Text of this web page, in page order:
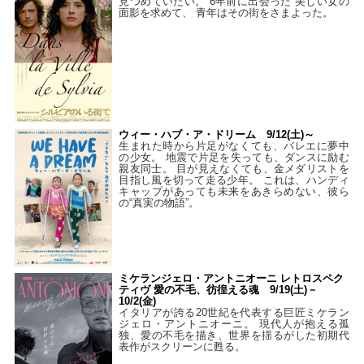
面影を求めて、 青年はその街をさまよった。
ウィー・ハブ・ア・ドリーム 9/12(土)～
生まれた時から片足がなくても、バレエに夢中
の少女。 地震で片足を失っても、ダンスに励む
親友同士。 目が見えなくても、金メダリストを
目指し風を切って走る少年。 これは、ハンディ
キャップがあっても未来をあきらめない、彼ら
の“真実の物語”。
ミケランジェロ・アントニオーニ レトロスペク
ティヴ 愛の不毛、彷徨える魂 9/19(土)－
10/2(金)
イタリアが誇る20世紀を代表する巨匠ミケラン
ジェロ・アントニオーニ。 現代人が抱える孤
独、愛の不毛を描き、世界を揺るがした初期代
表作がスクリーンに甦る。